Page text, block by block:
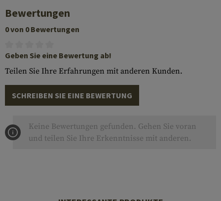
Bewertungen
0 von 0 Bewertungen
Geben Sie eine Bewertung ab!
Teilen Sie Ihre Erfahrungen mit anderen Kunden.
SCHREIBEN SIE EINE BEWERTUNG
Keine Bewertungen gefunden. Gehen Sie voran
und teilen Sie Ihre Erkenntnisse mit anderen.